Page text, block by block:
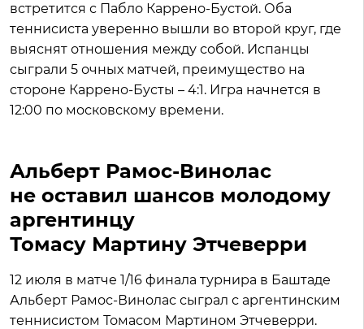
встретится с Пабло Каррено-Бустой. Оба
теннисиста уверенно вышли во второй круг, где
выяснят отношения между собой. Испанцы
сыграли 5 очных матчей, преимущество на
стороне Каррено-Бусты – 4:1. Игра начнется в
12:00 по московскому времени.
Альберт Рамос-Винолас
не оставил шансов молодому
аргентинцу
Томасу Мартину Этчеверри
12 июля в матче 1/16 финала турнира в Баштаде
Альберт Рамос-Винолас сыграл с аргентинским
теннисистом Томасом Мартином Этчеверри.